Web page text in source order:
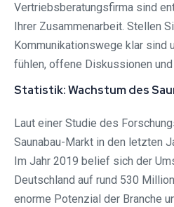
Vertriebsberatungsfirma sind
Ihrer Zusammenarbeit. Stellen
Kommunikationswege klar sind
fühlen, offene Diskussionen
Statistik: Wachstum des
Laut einer Studie des
Saunabau-Markt in den letzten
Im Jahr 2019 belief sich der
Deutschland auf rund 530
enorme Potenzial der Branche